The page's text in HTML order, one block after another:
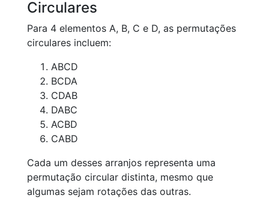
Circulares
Para 4 elementos A, B, C e D, as permutações
circulares incluem:
ABCD
BCDA
CDAB
DABC
ACBD
CABD
Cada um desses arranjos representa uma
permutação circular distinta, mesmo que
algumas sejam rotações das outras.